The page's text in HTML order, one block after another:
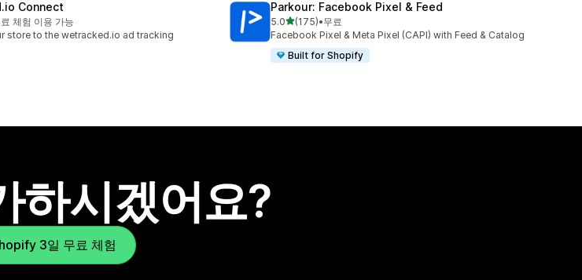
Connect
체험 이용 가능
store to the wetracked.io ad tracking
Parkour: Facebook Pixel & Feed
5.0별 5개 중
(175)
총 리뷰 175개
•무료
Facebook Pixel & Meta Pixel (CAPI) with Feed & Catalog
Built for Shopify
하시겠어요?
3일 무료 체험